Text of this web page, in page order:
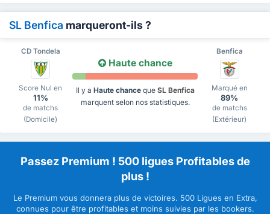
SL Benfica marqueront-ils ?
CD Tondela Benfica
Score Nul en
11%
de matchs
(Domicile)
Haute chance
Il y a Haute chanceque SL Benfica
marquent selon nos statistiques.
Marqué en
89%
de matchs
(Extérieur)
Passez Premium ! 500 ligues Profitables de
plus !
Le Premium vous donnera plus de victoires. 500 Ligues en Extra,
connues pour être profitables et moins suivies par les bookers.